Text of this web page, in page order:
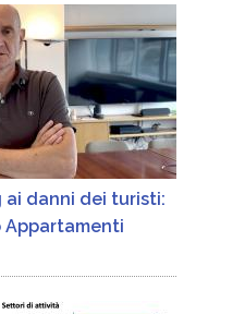
ai danni dei turisti: